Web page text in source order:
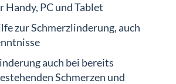
Handy, PC und Tablet
zur Schmerzlinderung, auch
auch bei bereits
Schmerzen und